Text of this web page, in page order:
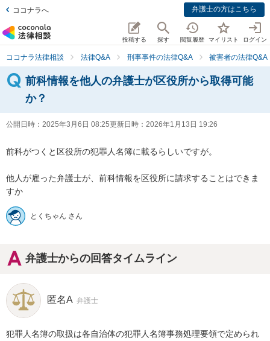
ココナラへ 弁護士の方はこちら
投稿する 探す 閲覧履歴 マイリスト ログイン
ココナラ法律相談 法律Q&A 刑事事件の法律Q&A 被害者の法律Q&A
前科情報を他人の弁護士が区役所から取得可能
か？
公開日時： 2025年3月6日 08:25更新日時： 2026年1月13日 19:26
前科がつくと区役所の犯罪人名簿に載るらしいですが。
他人が雇った弁護士が、前科情報を区役所に請求することはできま
すか
とくちゃん さん
弁護士からの回答タイムライン
匿名A 弁護士
犯罪人名簿の取扱は各自治体の犯罪人名簿事務処理要領で定められ